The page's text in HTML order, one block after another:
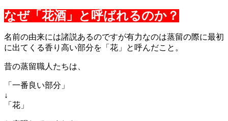
なぜ「花酒」と呼ばれるのか？
名前の由来には諸説あるのですが有力なのは蒸留の際に最初
に出てくる香り高い部分を「花」と呼んだこと。
昔の蒸留職人たちは、
「一番良い部分」
↓
「花」